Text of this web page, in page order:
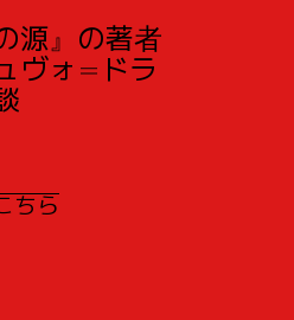
源』の著者
ヴォ=ドラ
ちら